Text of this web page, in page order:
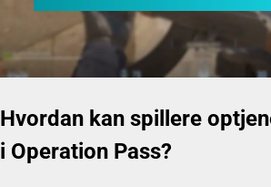
Hvordan kan spillere
i Operation Pass?